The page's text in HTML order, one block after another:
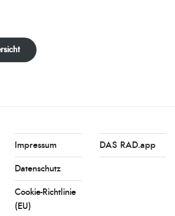
Impressum
Datenschutz
Cookie-Richtlinie
(EU)
DAS RAD.app